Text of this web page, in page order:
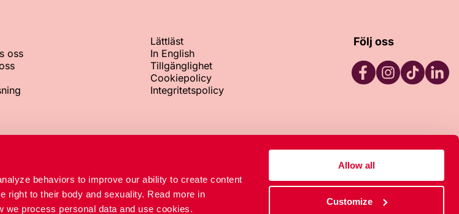
behaviors to improve our ability to create content
right to their body and sexuality. Read more in
we process personal data and use cookies.
Allow all
Customize
oss
Lättläst
In English
Tillgänglighet
Cookiepolicy
Integritetspolicy
Följ oss
07 84